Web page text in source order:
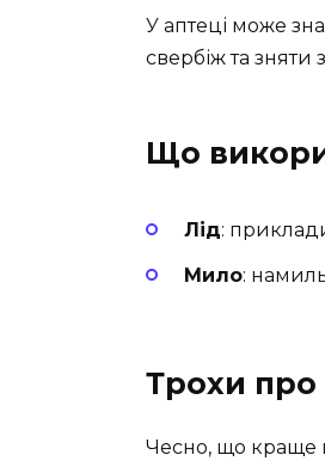
У аптеці може
свербіж та
Що
Лід:
Мило:
Трохи про
Чесно, що краще